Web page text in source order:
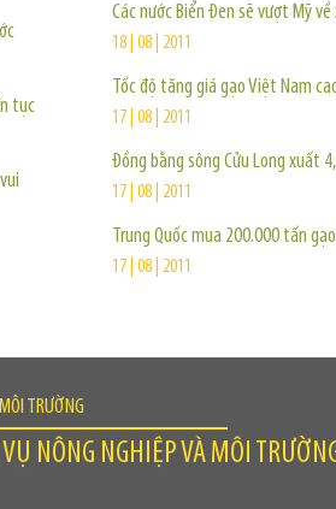
tục
Các nước Biển Đen sẽ vượt Mỹ
18 | 08 | 2011
Tốc độ tăng giá gạo Việt Nam
17 | 08 | 2011
Đồng bằng sông Cửu Long xuất
17 | 08 | 2011
Trung Quốc mua 200.000 tấn
17 | 08 | 2011
TRƯỜNG
NÔNG NGHIỆP VÀ MÔI